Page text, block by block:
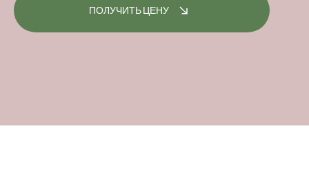
ПОЛУЧИТЬ ЦЕНУ